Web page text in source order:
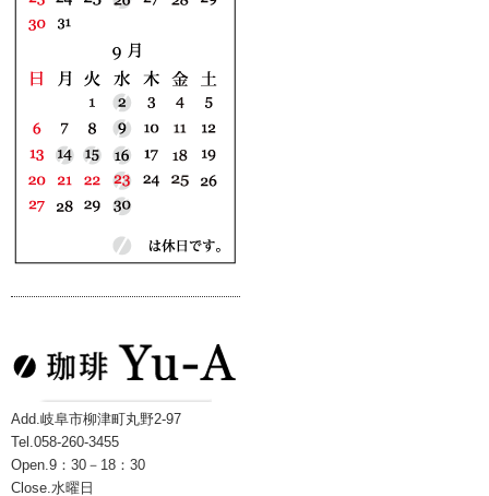
Add.岐阜市柳津町丸野2-97
Tel.058-260-3455
Open.9：30－18：30
Close.水曜日